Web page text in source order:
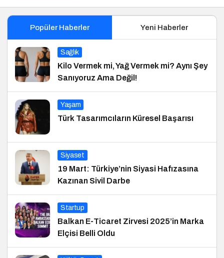
Popüler Haberler Yeni Haberler
Sağlık
Kilo Vermek mi, Yağ Vermek mi? Aynı Şey
Sanıyoruz Ama Değil!
Yaşam
Türk Tasarımcıların Küresel Başarısı
Siyaset
19 Mart: Türkiye’nin Siyasi Hafızasına
Kazınan Sivil Darbe
Startup
Balkan E-Ticaret Zirvesi 2025’in Marka
Elçisi Belli Oldu